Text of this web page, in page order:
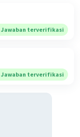
Jawaban terverifikasi
Jawaban terverifikasi